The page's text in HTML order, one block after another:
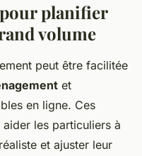
planifier
volume
peut être facilitée
et
en ligne. Ces
les particuliers à
et ajuster leur